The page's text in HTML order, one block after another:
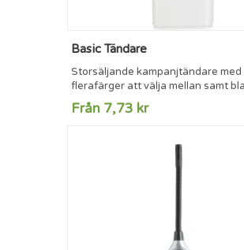
Basic Tändare
Storsäljande kampanjtändare med
flerafärger att välja mellan samt
transparenta färger.Storlek: 81 x 24
tryckyta: 55 x 11 mm
Från 7,73 kr